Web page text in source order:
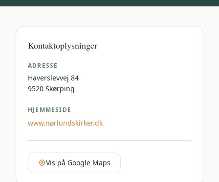
Kontaktoplysninger
ADRESSE
Haverslevvej 84
9520 Skørping
HJEMMESIDE
www.nørlundskirker.dk
Vis på Google Maps